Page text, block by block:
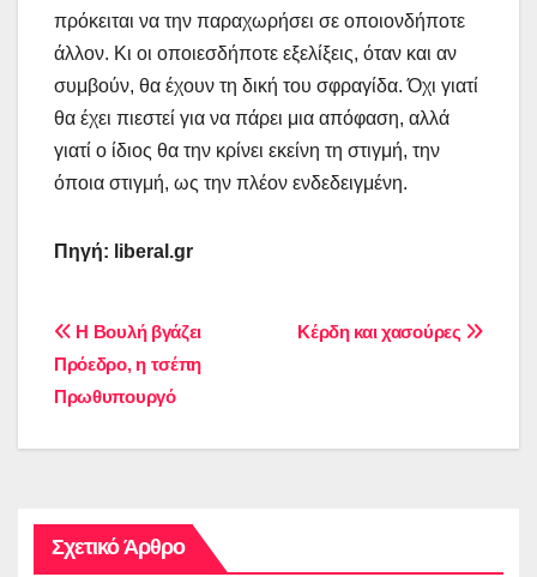
πρόκειται να την παραχωρήσει σε οποιονδήποτε
άλλον. Κι οι οποιεσδήποτε εξελίξεις, όταν και αν
συμβούν, θα έχουν τη δική του σφραγίδα. Όχι γιατί
θα έχει πιεστεί για να πάρει μια απόφαση, αλλά
γιατί ο ίδιος θα την κρίνει εκείνη τη στιγμή, την
όποια στιγμή, ως την πλέον ενδεδειγμένη.
Πηγή: liberal.gr
Πλοήγηση
άρθρων
Κέρδη και χασούρες
Η Βουλή βγάζει
Πρόεδρο, η τσέπη
Πρωθυπουργό
Σχετικό Άρθρο